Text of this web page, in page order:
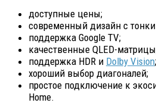
доступные цены;
современный дизайн с
поддержка Google TV;
качественные QLED-
поддержка HDR и Dolby Vision;
хороший выбор диагоналей;
простое подключение к
Home.